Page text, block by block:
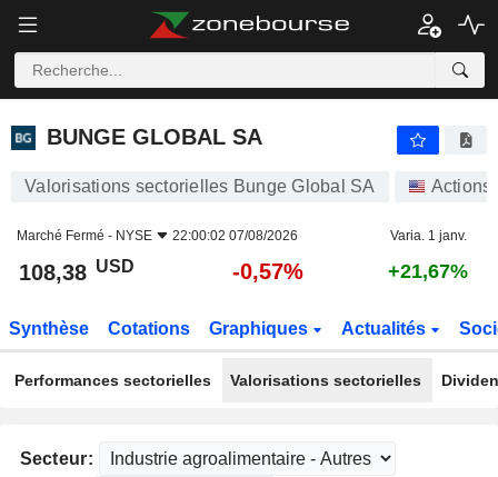
BUNGE GLOBAL SA
BUNGE GLOBAL SA
Valorisations sectorielles Bunge Global SA Actions
Marché Fermé - NYSE 22:00:02 07/08/2026 Varia. 1 janv.
108,38 USD -0,57% +21,67%
Synthèse Cotations Graphiques Actualités
Performances sectorielles Valorisations sectorielles
Secteur: